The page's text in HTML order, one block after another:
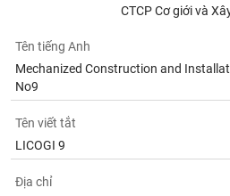
CTCP Cơ giới và
Tên tiếng Anh
Mechanized Construction and
No9
Tên viết tắt
LICOGI 9
Địa chỉ